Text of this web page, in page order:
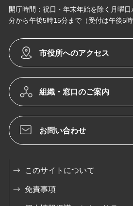
開庁時間：祝日・年末年始を除く月曜
分から午後5時15分まで（受付は午後5時
市役所へのアクセス
組織・窓口のご案内
お問い合わせ
このサイトについて
免責事項